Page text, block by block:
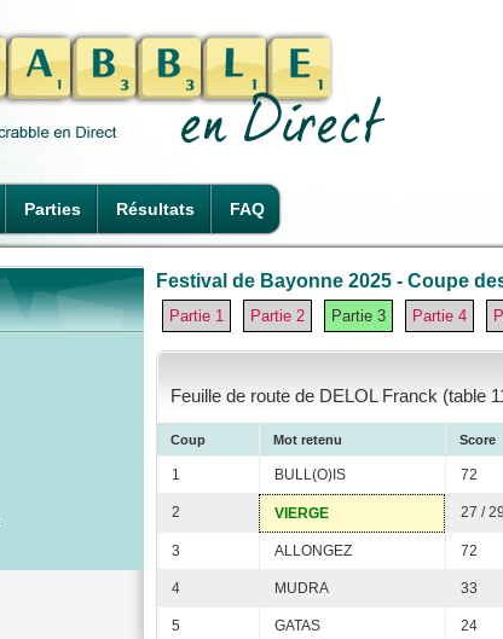
Parties Résultats FAQ
Festival de Bayonne 2025 - Coupe
Partie 1 Partie 2 Partie 3 Partie 4
Feuille de route de DELOL Franck (table
Coup Mot retenu Score
1 BULL(O)IS 72
2 VIERGE 27 / 29
3 ALLONGEZ 72
4 MUDRA 33
5 GATAS 24